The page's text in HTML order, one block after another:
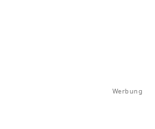
Werbung